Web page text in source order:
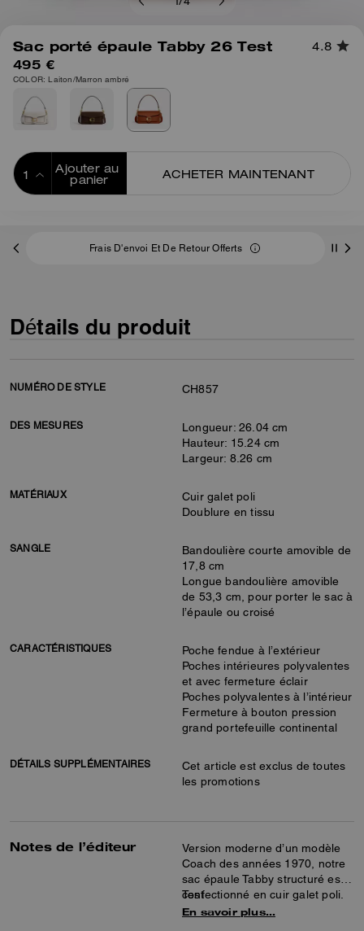
/4
Sac porté épaule Tabby 26 Test 4.8
495 €
COLOR: Laiton/Marron ambré
Ajouter au
panier
ACHETER MAINTENANT
Frais D'envoi Et De Retour Offerts
Détails du produit
NUMÉRO DE STYLE CH857
DES MESURES
Longueur: 26.04 cm
Hauteur: 15.24 cm
Largeur: 8.26 cm
MATÉRIAUX
Cuir galet poli
Doublure en tissu
SANGLE
Bandoulière courte amovible de
17,8 cm
Longue bandoulière amovible
de 53,3 cm, pour porter le sac à
l’épaule ou croisé
CARACTÉRISTIQUES
Poche fendue à l’extérieur
Poches intérieures polyvalentes
et avec fermeture éclair
Poches polyvalentes à l’intérieur
Fermeture à bouton pression
grand portefeuille continental
DÉTAILS SUPPLÉMENTAIRES
Cet article est exclus de toutes
les promotions
Notes de l’éditeur
Version moderne d’un modèle
Coach des années 1970, notre
sac épaule Tabby structuré est
confectionné en cuir galet poli.
Agrémenté d’éléments exclusifs
Test
En savoir plus…